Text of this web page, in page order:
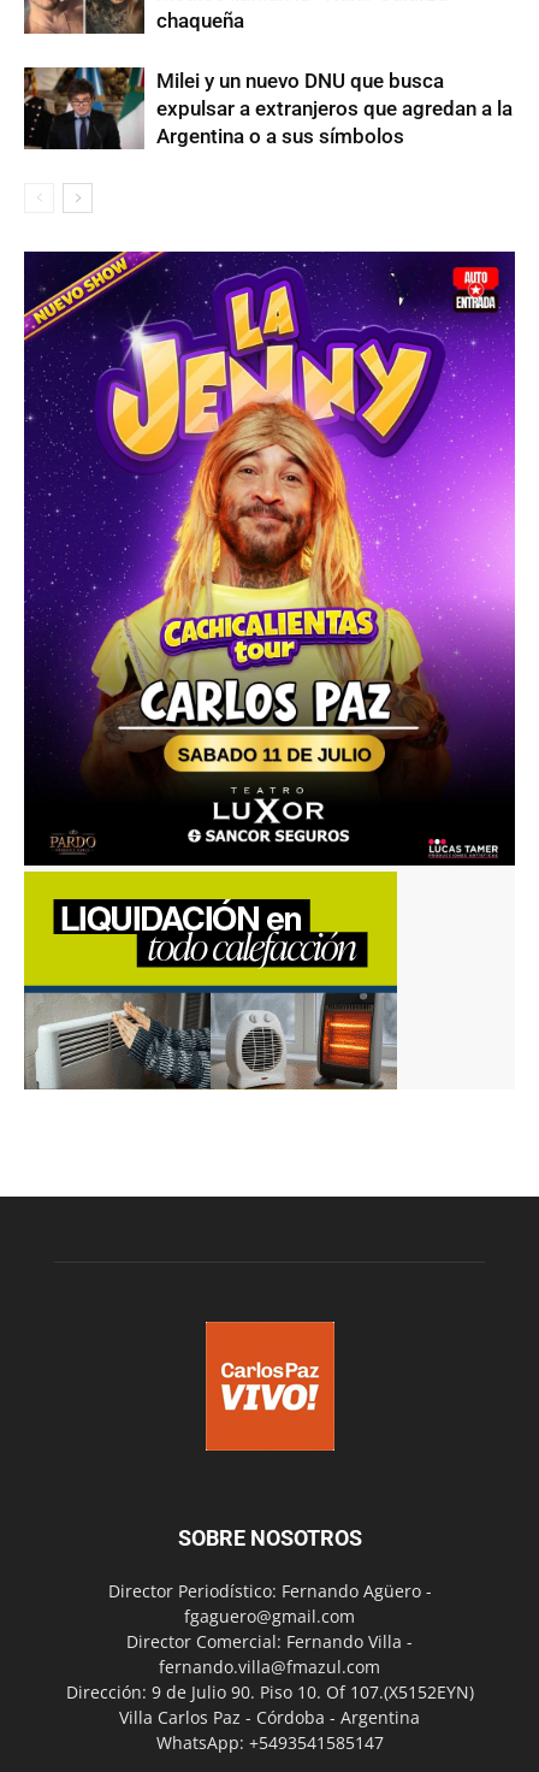
chaqueña
Milei y un nuevo DNU que busca
expulsar a extranjeros que agredan a la
Argentina o a sus símbolos
SOBRE NOSOTROS
Director Periodístico: Fernando Agüero -
fgaguero@gmail.com
Director Comercial: Fernando Villa -
fernando.villa@fmazul.com
Dirección: 9 de Julio 90. Piso 10. Of 107.(X5152EYN)
Villa Carlos Paz - Córdoba - Argentina
WhatsApp: +5493541585147